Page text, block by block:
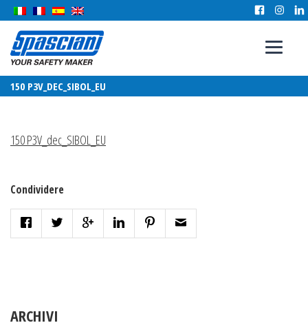
150 P3V_DEC_SIBOL_EU
150 P3V_dec_SIBOL_EU
Condividere
ARCHIVI